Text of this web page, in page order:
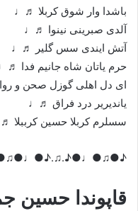
باشدا وار شوق کربلا ♬♩
آلدی صبرینی نینوا ♬♩
آتش ایندی سس گلیر ♬♩
حرم یاتان شاه جانیم فدا
ای دل اهلی گوزل صحن و
یاندیریر درد فراق ♬♩
سسلرم کربلا حسین کرببلا
قاپوندا حسین